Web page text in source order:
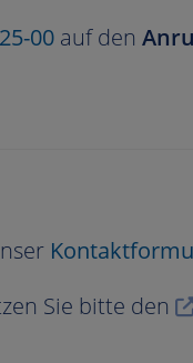
00 auf den
Sie bitte den